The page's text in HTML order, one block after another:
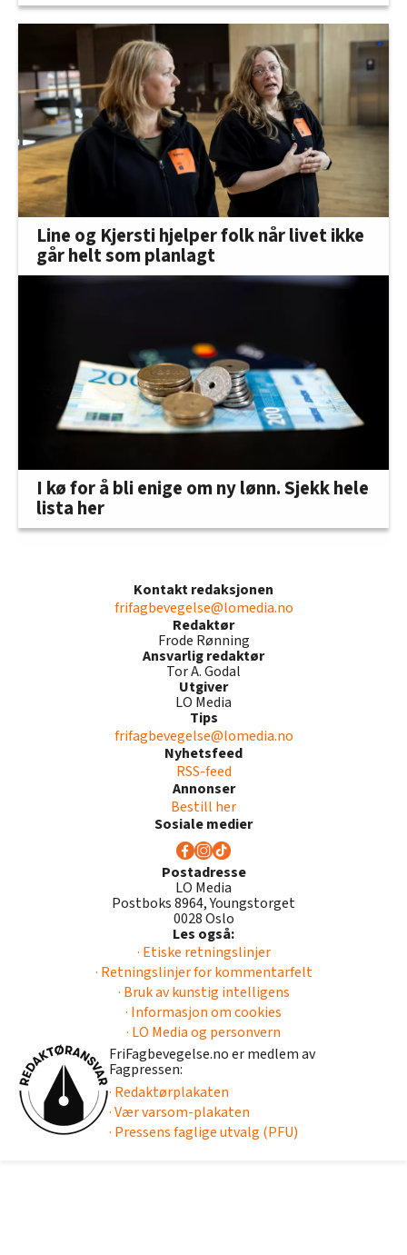
Line og Kjersti hjelper folk når livet ikke
går helt som planlagt
I kø for å bli enige om ny lønn. Sjekk hele
lista her
Kontakt redaksjonen
frifagbevegelse@lomedia.no
Redaktør
Frode Rønning
Ansvarlig redaktør
Tor A. Godal
Utgiver
LO Media
Tips
frifagbevegelse@lomedia.no
Nyhetsfeed
RSS-feed
Annonser
Bestill her
Sosiale medier
Postadresse
LO Media
Postboks 8964, Youngstorget
0028 Oslo
Les også:
· Etiske retningslinjer
· Retningslinjer for kommentarfelt
· Bruk av kunstig intelligens
· Informasjon om cookies
· LO Media og personvern
FriFagbevegelse.no er medlem av
Fagpressen:
· Redaktørplakaten
· Vær varsom-plakaten
· Pressens faglige utvalg (PFU)